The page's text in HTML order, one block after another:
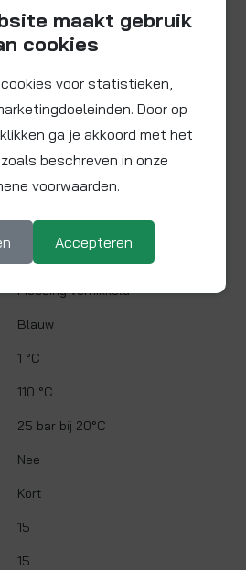
KKH12BU-12BIB
1/2" BSP
Ø 10 mm
maatvoering L: 34
maatvoering I: 35
Messing vernikkeld
Blauw
1 °C
110 °C
25 bar bij 20°C
Nee
Kort
15
15
maakt gebruik
cookies
voor statistieken,
Door op
ga je akkoord met het
beschreven in onze
voorwaarden.
Accepteren